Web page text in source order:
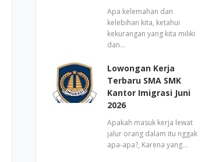
Apa kelemahan dan
kelebihan kita, ketahui
kekurangan yang kita miliki
dan…
Lowongan Kerja
Terbaru SMA SMK
Kantor Imigrasi Juni
2026
Apakah masuk kerja lewat
jalur orang dalam itu nggak
apa-apa?, Karena yang…